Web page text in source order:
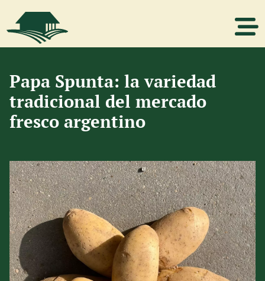
Papa Spunta: la variedad
tradicional del mercado
fresco argentino